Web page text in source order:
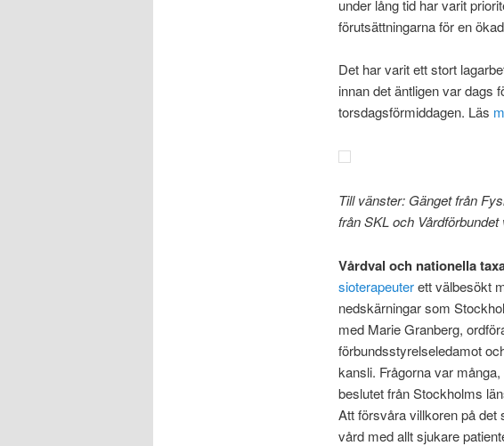
under lång tid har varit
förutsättningarna för en
Det har varit ett stort
innan det äntligen var dags
torsdagsförmiddagen. Läs
Till vänster: Gänget från
från SKL och Vårdförbundet
Vårdval och nationella
sioterapeuterett välbesökt
nedskärningar som
med Marie Granberg,
förbundsstyrelseledamot
kansli. Frågorna var
beslutet från Stockholms
Att försvåra villkoren på det
vård med allt sjukare